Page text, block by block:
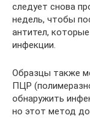
следует снова
недель, чтобы
антител,
инфекции.
Образцы также
ПЦР
обнаружить
но этот метод